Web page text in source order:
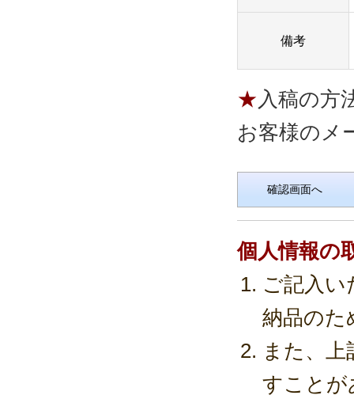
備考
入稿の方
お客様のメ
個人情報の
ご記入
納品のた
また、
すことが